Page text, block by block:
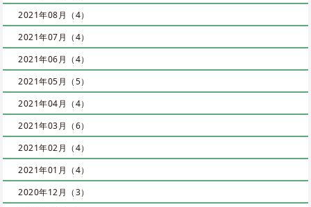
2021年08月（4）
2021年07月（4）
2021年06月（4）
2021年05月（5）
2021年04月（4）
2021年03月（6）
2021年02月（4）
2021年01月（4）
2020年12月（3）